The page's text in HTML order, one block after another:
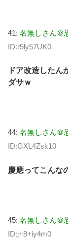
41: 名無しさん＠
ID:r5ly57UK0
ドア改造したん
ダサｗ
44: 名無しさん＠
ID:GXL4Zsk10
慶應ってこんな
45: 名無しさん＠
ID:j+8+iy4m0